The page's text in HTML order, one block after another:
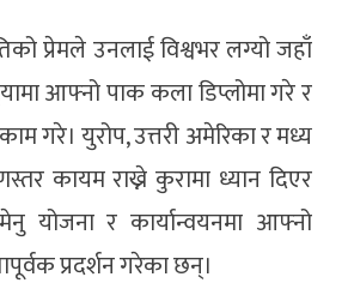
प्रेमले उनलाई विश्वभर लग्यो जहाँ
आफ्नो पाक कला डिप्लोमा गरे र
गरे। युरोप, उत्तरी अमेरिका र मध्य
कायम राख्ने कुरामा ध्यान दिएर
योजना र कार्यान्वयनमा आफ्नो
प्रदर्शन गरेका छन्।